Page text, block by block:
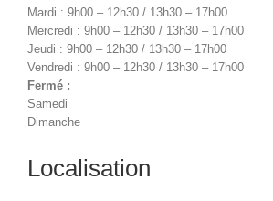
Mardi : 9h00 – 12h30 / 13h30 – 17h00
Mercredi : 9h00 – 12h30 / 13h30 – 17h00
Jeudi : 9h00 – 12h30 / 13h30 – 17h00
Vendredi : 9h00 – 12h30 / 13h30 – 17h00
Fermé :
Samedi
Dimanche
Localisation